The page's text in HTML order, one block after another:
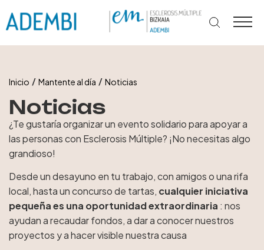
al
Inicio / Mantente al día / Noticias
Noticias
¿Te gustaría organizar un evento solidario para apoyar a
las personas con Esclerosis Múltiple? ¡No necesitas algo
grandioso!
Desde un desayuno en tu trabajo, con amigos o una rifa
local, hasta un concurso de tartas, cualquier iniciativa
pequeña es una oportunidad extraordinaria : nos
ayudan a recaudar fondos, a dar a conocer nuestros
proyectos y a hacer visible nuestra causa